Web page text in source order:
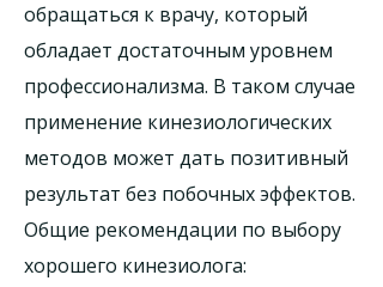
обращаться к врачу, который
обладает достаточным уровнем
профессионализма. В таком случае
применение кинезиологических
методов может дать позитивный
результат без побочных эффектов.
Общие рекомендации по выбору
хорошего кинезиолога: